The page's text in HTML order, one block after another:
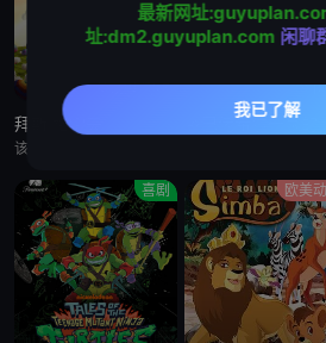
第52集完结
拜斯:格雷夫
全
喜剧 欧美
最新网址
址:dm2.guyuplan.com 闲聊